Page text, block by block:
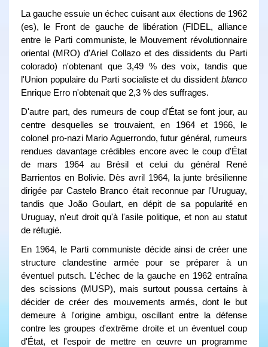
La gauche essuie un échec cuisant aux élections de 1962
(es), le Front de gauche de libération (FIDEL, alliance
entre le Parti communiste, le Mouvement révolutionnaire
oriental (MRO) d'Ariel Collazo et des dissidents du Parti
colorado) n'obtenant que 3,49 % des voix, tandis que
l'Union populaire du Parti socialiste et du dissident blanco
Enrique Erro n'obtenait que 2,3 % des suffrages.
D'autre part, des rumeurs de coup d'État se font jour, au
centre desquelles se trouvaient, en 1964 et 1966, le
colonel pro-nazi Mario Aguerrondo, futur général, rumeurs
rendues davantage crédibles encore avec le coup d'État
de mars 1964 au Brésil et celui du général René
Barrientos en Bolivie. Dès avril 1964, la junte brésilienne
dirigée par Castelo Branco était reconnue par l'Uruguay,
tandis que João Goulart, en dépit de sa popularité en
Uruguay, n'eut droit qu'à l'asile politique, et non au statut
de réfugié.
En 1964, le Parti communiste décide ainsi de créer une
structure clandestine armée pour se préparer à un
éventuel putsch. L'échec de la gauche en 1962 entraîna
des scissions (MUSP), mais surtout poussa certains à
décider de créer des mouvements armés, dont le but
demeure à l'origine ambigu, oscillant entre la défense
contre les groupes d'extrême droite et un éventuel coup
d'État, et l'espoir de mettre en œuvre un programme